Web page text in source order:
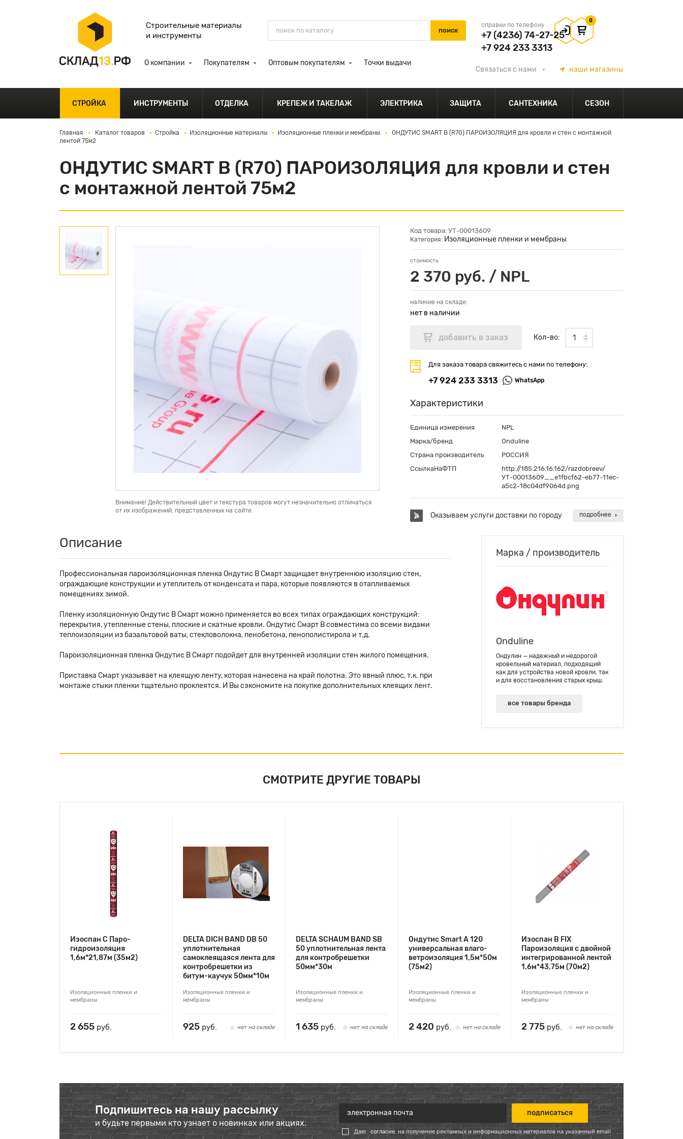
Строительные материалы
и инструменты
справки по телефону
+7 (4236) 74-27-25
+7 924 233 3313
0
О компании Покупателям Оптовым покупателям Точки выдачи
Связаться с нами наши магазины
СТРОЙКА ИНСТРУМЕНТЫ ОТДЕЛКА КРЕПЕЖ И ТАКЕЛАЖ ЭЛЕКТРИКА ЗАЩИТА САНТЕХНИКА СЕЗОН
Главная Каталог товаров Стройка Изоляционные материалы Изоляционные пленки и мембраны
ОНДУТИС SMART B (R70) ПАРОИЗОЛЯЦИЯ для кровли и стен с монтажной
лентой 75м2
ОНДУТИС SMART B (R70) ПАРОИЗОЛЯЦИЯ для кровли и стен
с монтажной лентой 75м2
Внимание! Действительный цвет и текстура товаров могут незначительно отличаться
от их изображений, представленных на сайте.
Код товара: УТ-00013609
Категория: Изоляционные пленки и мембраны
стоимость:
2 370 руб. / NPL
наличие на складе:
нет в наличии
Кол-во:
Для заказа товара свяжитесь с нами по телефону:
+7 924 233 3313 WhatsApp
Характеристики
Единица измерения
NPL
Марка/бренд
Onduline
Страна производитель
РОССИЯ
СсылкаНаФТП
http://185.216.16.162/razdobreev/
УТ-00013609__e1fbcf62-eb77-11ec-
a5c2-18c04df9064d.png
Оказываем услуги доставки по городу подробнее
Описание
Профессиональная пароизоляционная пленка Ондутис B Смарт защищает внутреннюю изоляцию стен,
ограждающие конструкции и утеплитель от конденсата и пара, которые появляются в отапливаемых
помещениях зимой.
Пленку изоляционную Ондутис B Смарт можно применяется во всех типах ограждающих конструкций:
перекрытия, утепленные стены, плоские и скатные кровли. Ондутис Смарт B совместима со всеми видами
теплоизоляции из базальтовой ваты, стекловолокна, пенобетона, пенополистирола и т.д.
Пароизоляционная пленка Ондутис B Смарт подойдет для внутренней изоляции стен жилого помещения.
Приставка Смарт указывает на клеящую ленту, которая нанесена на край полотна. Это явный плюс, т.к. при
монтаже стыки пленки тщательно проклеятся. И Вы сэкономите на покупке дополнительных клеящих лент.
Марка / производитель
Onduline
Ондулин — надежный и недорогой
кровельный материал, подходящий
как для устройства новой кровли, так
и для восстановления старых крыш.
все товары бренда
СМОТРИТЕ ДРУГИЕ ТОВАРЫ
Изоспан С Паро-
гидроизоляция
1,6м*21,87м (35м2)
Изоляционные пленки и
мембраны
2 655 руб.
DELTA DICH BAND DB 50
уплотнительная
самоклеящаяся лента для
контробрешетки из
битум-каучук 50мм*10м
Изоляционные пленки и
мембраны
925 руб. нет на складе
DELTA SCHAUM BAND SB
50 уплотнительная лента
для контробрешетки
50мм*30м
Изоляционные пленки и
мембраны
1 635 руб. нет на складе
Ондутис Smart А 120
универсальная влаго-
ветроизоляция 1,5м*50м
(75м2)
Изоляционные пленки и
мембраны
2 420 руб. нет на складе
Изоспан В FIX
Пароизоляция с двойной
интегрированной лентой
1,6м*43,75м (70м2)
Изоляционные пленки и
мембраны
2 775 руб. нет на складе
Подпишитесь на нашу рассылку
и будьте первыми кто узнает о новинках или акциях.
Даю согласие на получение рекламных и информационных материалов на указанный email